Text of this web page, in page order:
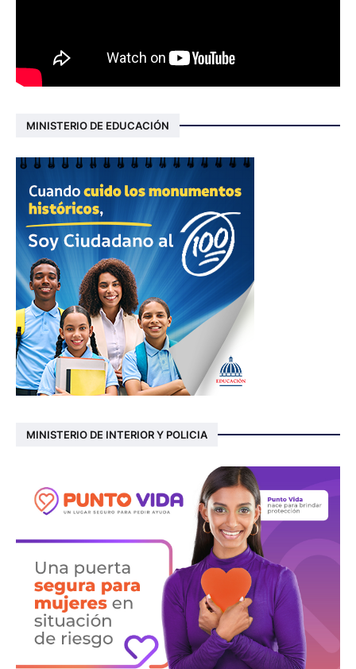
MINISTERIO DE EDUCACIÓN
MINISTERIO DE INTERIOR Y POLICIA